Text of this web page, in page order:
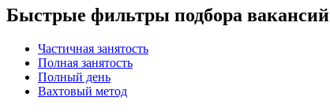
Быстрые фильтры подбора вакансий
Частичная занятость
Полная занятость
Полный день
Вахтовый метод